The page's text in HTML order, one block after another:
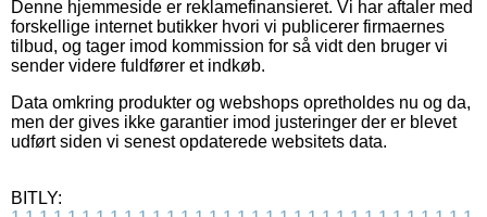
Denne hjemmeside er reklamefinansieret. Vi har aftaler med
forskellige internet butikker hvori vi publicerer firmaernes
tilbud, og tager imod kommission for så vidt den bruger vi
sender videre fuldfører et indkøb.
Data omkring produkter og webshops opretholdes nu og da,
men der gives ikke garantier imod justeringer der er blevet
udført siden vi senest opdaterede websitets data.
BITLY: